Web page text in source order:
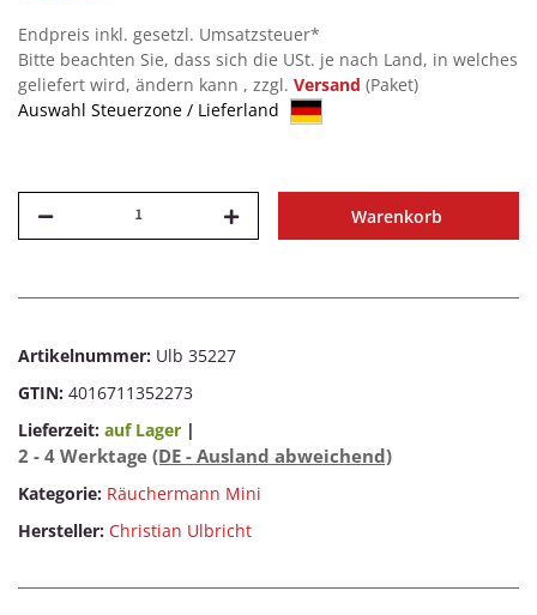
Endpreis inkl. gesetzl. Umsatzsteuer*
Bitte beachten Sie, dass sich die USt. je nach Land, in welches
geliefert wird, ändern kann , zzgl. Versand (Paket)
Auswahl Steuerzone / Lieferland
Warenkorb
Artikelnummer: Ulb 35227
GTIN: 4016711352273
Lieferzeit: auf Lager |
2 - 4 Werktage (DE - Ausland abweichend)
Kategorie: Räuchermann Mini
Hersteller: Christian Ulbricht